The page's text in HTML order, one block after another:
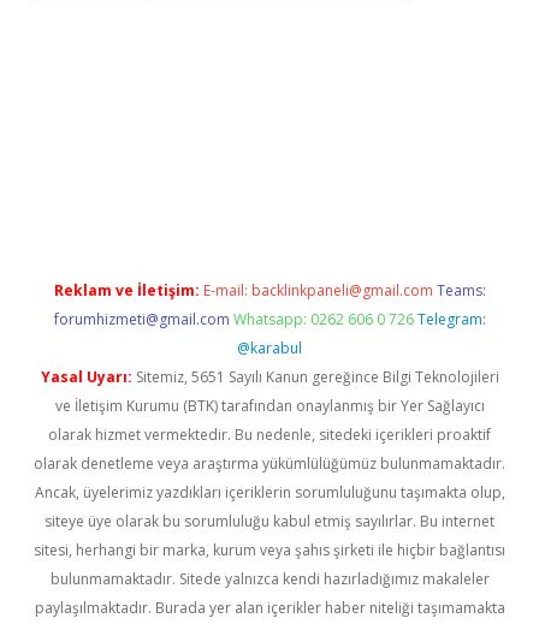
Reklam ve İletişim: E-mail: backlinkpaneli@gmail.com Teams:
forumhizmeti@gmail.com Whatsapp: 0262 606 0 726 Telegram:
@karabul
Yasal Uyarı: Sitemiz, 5651 Sayılı Kanun gereğince Bilgi Teknolojileri
ve İletişim Kurumu (BTK) tarafından onaylanmış bir Yer Sağlayıcı
olarak hizmet vermektedir. Bu nedenle, sitedeki içerikleri proaktif
olarak denetleme veya araştırma yükümlülüğümüz bulunmamaktadır.
Ancak, üyelerimiz yazdıkları içeriklerin sorumluluğunu taşımakta olup,
siteye üye olarak bu sorumluluğu kabul etmiş sayılırlar. Bu internet
sitesi, herhangi bir marka, kurum veya şahıs şirketi ile hiçbir bağlantısı
bulunmamaktadır. Sitede yalnızca kendi hazırladığımız makaleler
paylaşılmaktadır. Burada yer alan içerikler haber niteliği taşımamakta